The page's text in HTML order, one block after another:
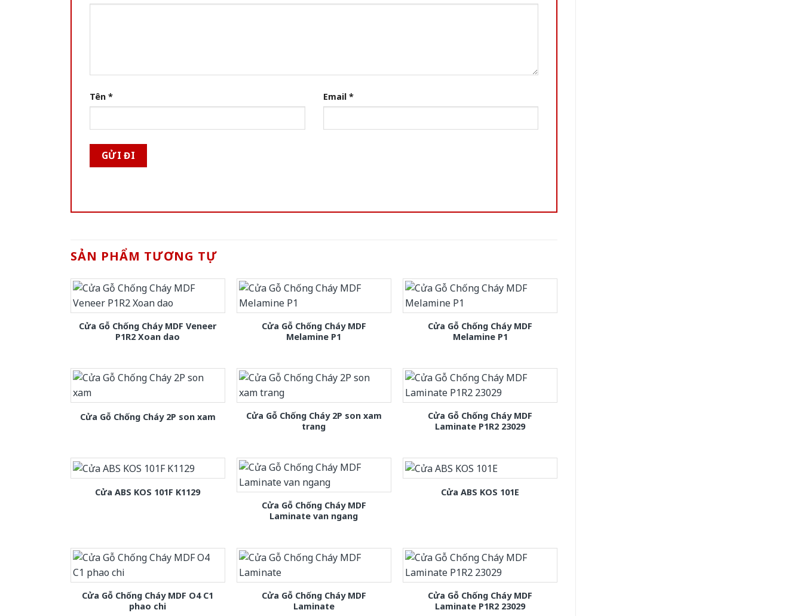
Tên * Email *
SẢN PHẨM TƯƠNG TỰ
Cửa Gỗ Chống Cháy MDF Veneer
P1R2 Xoan dao
Cửa Gỗ Chống Cháy MDF
Melamine P1
Cửa Gỗ Chống Cháy MDF
Melamine P1
Cửa Gỗ Chống Cháy 2P son xam
Cửa Gỗ Chống Cháy 2P son xam
trang
Cửa Gỗ Chống Cháy MDF
Laminate P1R2 23029
Cửa ABS KOS 101F K1129
Cửa Gỗ Chống Cháy MDF
Laminate van ngang
Cửa ABS KOS 101E
Cửa Gỗ Chống Cháy MDF O4 C1
phao chi
Cửa Gỗ Chống Cháy MDF
Laminate
Cửa Gỗ Chống Cháy MDF
Laminate P1R2 23029